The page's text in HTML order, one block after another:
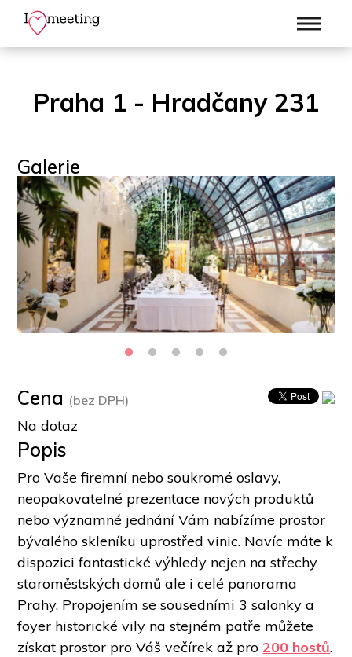
Praha 1 - Hradčany 231
Galerie
Cena (bez DPH)
Na dotaz
Popis
Pro Vaše firemní nebo soukromé oslavy,
neopakovatelné prezentace nových produktů
nebo významné jednání Vám nabízíme prostor
bývalého skleníku uprostřed vinic. Navíc máte k
dispozici fantastické výhledy nejen na střechy
staroměstských domů ale i celé panorama
Prahy. Propojením se sousedními 3 salonky a
foyer historické vily na stejném patře můžete
získat prostor pro Váš večírek až pro 200 hostů.